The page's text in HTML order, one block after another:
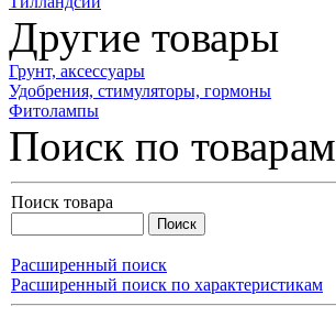
Другие товары
Грунт, аксессуары
Удобрения, стимуляторы, гормоны
Фитолампы
Поиск по товарам
Поиск товара
Расширенный поиск
Расширенный поиск по характеристикам